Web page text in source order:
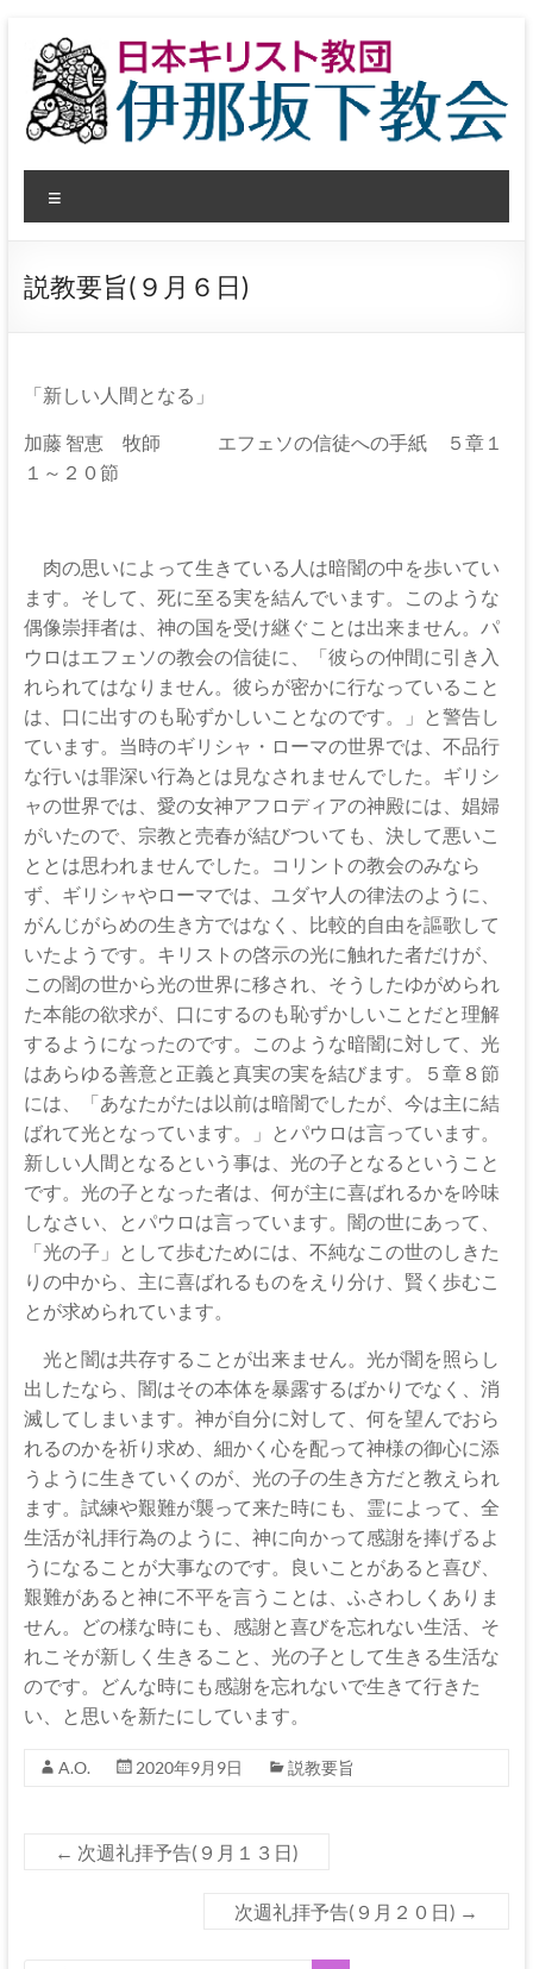
ス
ッ
日
本
キ
リ
ト
教
団
那
坂
下
教
会
イ
エ
ス・
キ
リ
ス
ト
の
父
な
る
神
ニ
ー
説教要旨(９月６日)
「新しい人間となる」
加藤 智恵 牧師 エフェソの信徒への手紙 ５章１
１～２０節
肉の思いによって生きている人は暗闇の中を歩いてい
ます。そして、死に至る実を結んでいます。このような
偶像崇拝者は、神の国を受け継ぐことは出来ません。パ
ウロはエフェソの教会の信徒に、「彼らの仲間に引き入
れられてはなりません。彼らが密かに行なっていること
は、口に出すのも恥ずかしいことなのです。」と警告し
ています。当時のギリシャ・ローマの世界では、不品行
な行いは罪深い行為とは見なされませんでした。ギリシ
ャの世界では、愛の女神アフロディアの神殿には、娼婦
がいたので、宗教と売春が結びついても、決して悪いこ
ととは思われませんでした。コリントの教会のみなら
ず、ギリシャやローマでは、ユダヤ人の律法のように、
がんじがらめの生き方ではなく、比較的自由を謳歌して
いたようです。キリストの啓示の光に触れた者だけが、
この闇の世から光の世界に移され、そうしたゆがめられ
た本能の欲求が、口にするのも恥ずかしいことだと理解
するようになったのです。このような暗闇に対して、光
はあらゆる善意と正義と真実の実を結びます。５章８節
には、「あなたがたは以前は暗闇でしたが、今は主に結
ばれて光となっています。」とパウロは言っています。
新しい人間となるという事は、光の子となるということ
です。光の子となった者は、何が主に喜ばれるかを吟味
しなさい、とパウロは言っています。闇の世にあって、
「光の子」として歩むためには、不純なこの世のしきた
りの中から、主に喜ばれるものをえり分け、賢く歩むこ
とが求められています。
光と闇は共存することが出来ません。光が闇を照らし
出したなら、闇はその本体を暴露するばかりでなく、消
滅してしまいます。神が自分に対して、何を望んでおら
れるのかを祈り求め、細かく心を配って神様の御心に添
うように生きていくのが、光の子の生き方だと教えられ
ます。試練や艱難が襲って来た時にも、霊によって、全
生活が礼拝行為のように、神に向かって感謝を捧げるよ
うになることが大事なのです。良いことがあると喜び、
艱難があると神に不平を言うことは、ふさわしくありま
せん。どの様な時にも、感謝と喜びを忘れない生活、そ
れこそが新しく生きること、光の子として生きる生活な
のです。どんな時にも感謝を忘れないで生きて行きた
い、と思いを新たにしています。
A.O. 2020年9月9日 説教要旨
← 次週礼拝予告(９月１３日)
次週礼拝予告(９月２０日) →